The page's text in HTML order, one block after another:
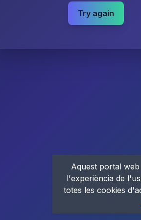
Try again
Aquest portal
l'experiència de
totes les cookies